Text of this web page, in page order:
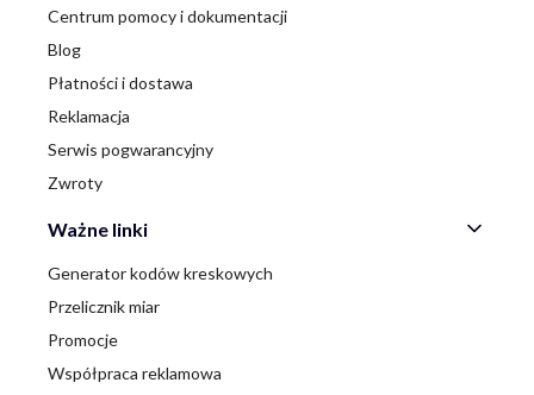
Centrum pomocy i dokumentacji
Blog
Płatności i dostawa
Reklamacja
Serwis pogwarancyjny
Zwroty
Ważne linki
Generator kodów kreskowych
Przelicznik miar
Promocje
Współpraca reklamowa